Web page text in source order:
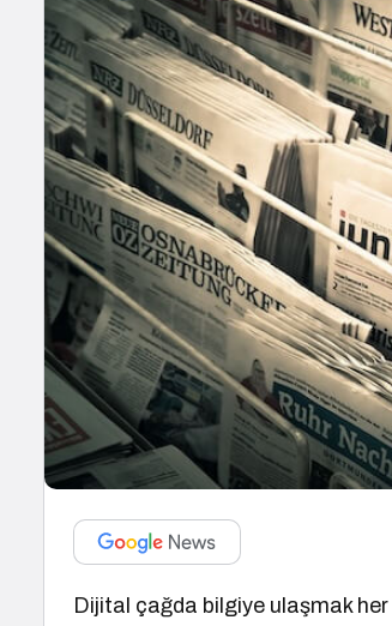
Dijital çağda bilgiye ulaşmak